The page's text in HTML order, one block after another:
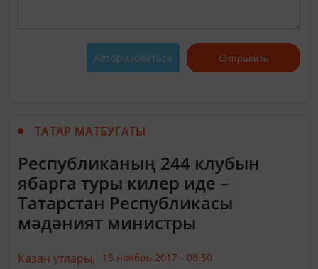
Авторизоваться Отправить
ТАТАР МАТБУГАТЫ
Республиканың 244 клубын
ябарга туры килер иде –
Татарстан Республикасы
мәдәният министры
Казан утлары, 15 ноябрь 2017 - 08:50